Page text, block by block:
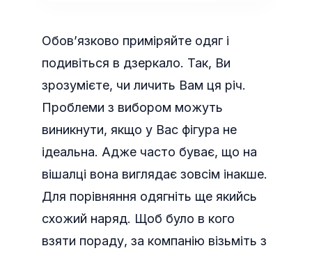
Обов’язково приміряйте одяг і
подивіться в дзеркало. Так, Ви
зрозумієте, чи личить Вам ця річ.
Проблеми з вибором можуть
виникнути, якщо у Вас фігура не
ідеальна. Адже часто буває, що на
вішалці вона виглядає зовсім інакше.
Для порівняння одягніть ще якийсь
схожий наряд. Щоб було в кого
взяти пораду, за компанію візьміть з